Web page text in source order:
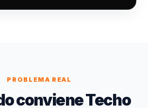
PROBLEMA REAL
conviene Techo